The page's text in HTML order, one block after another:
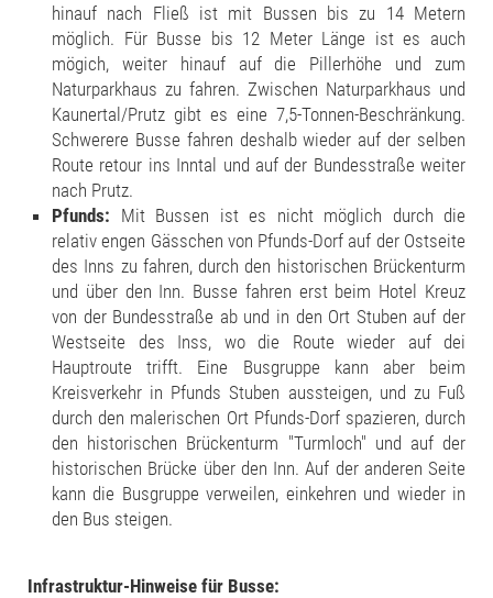
hinauf nach Fließ ist mit Bussen bis zu 14 Metern
möglich. Für Busse bis 12 Meter Länge ist es auch
mögich, weiter hinauf auf die Pillerhöhe und zum
Naturparkhaus zu fahren. Zwischen Naturparkhaus und
Kaunertal/Prutz gibt es eine 7,5-Tonnen-Beschränkung.
Schwerere Busse fahren deshalb wieder auf der selben
Route retour ins Inntal und auf der Bundesstraße weiter
nach Prutz.
Pfunds: Mit Bussen ist es nicht möglich durch die
relativ engen Gässchen von Pfunds-Dorf auf der Ostseite
des Inns zu fahren, durch den historischen Brückenturm
und über den Inn. Busse fahren erst beim Hotel Kreuz
von der Bundesstraße ab und in den Ort Stuben auf der
Westseite des Inss, wo die Route wieder auf dei
Hauptroute trifft. Eine Busgruppe kann aber beim
Kreisverkehr in Pfunds Stuben aussteigen, und zu Fuß
durch den malerischen Ort Pfunds-Dorf spazieren, durch
den historischen Brückenturm "Turmloch" und auf der
historischen Brücke über den Inn. Auf der anderen Seite
kann die Busgruppe verweilen, einkehren und wieder in
den Bus steigen.
Infrastruktur-Hinweise für Busse: